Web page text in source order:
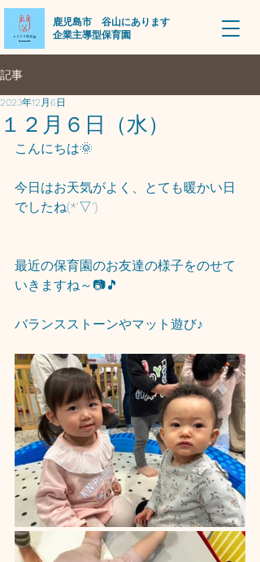
​鹿児島市 谷山にあります
企業主導型保育園
記事
１２月６日（水）
2023年12月6日
こんにちは🌞
今日はお天気がよく、とても暖かい日
でしたね(*'▽')
最近の保育園のお友達の様子をのせて
いきますね～📷🎵
バランスストーンやマット遊び♪